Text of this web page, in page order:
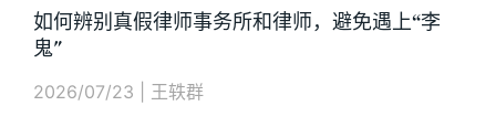
如何辨别真假律师事务所和律师，避免遇上“李
鬼"
2026/07/23 王轶群